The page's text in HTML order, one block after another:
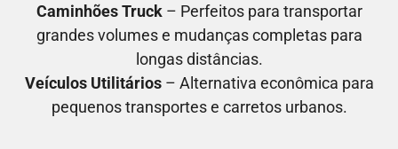
Caminhões Truck– Perfeitos para transportar
grandes volumes e mudanças completas para
longas distâncias.
Veículos Utilitários– Alternativa econômica para
pequenos transportes e carretos urbanos.